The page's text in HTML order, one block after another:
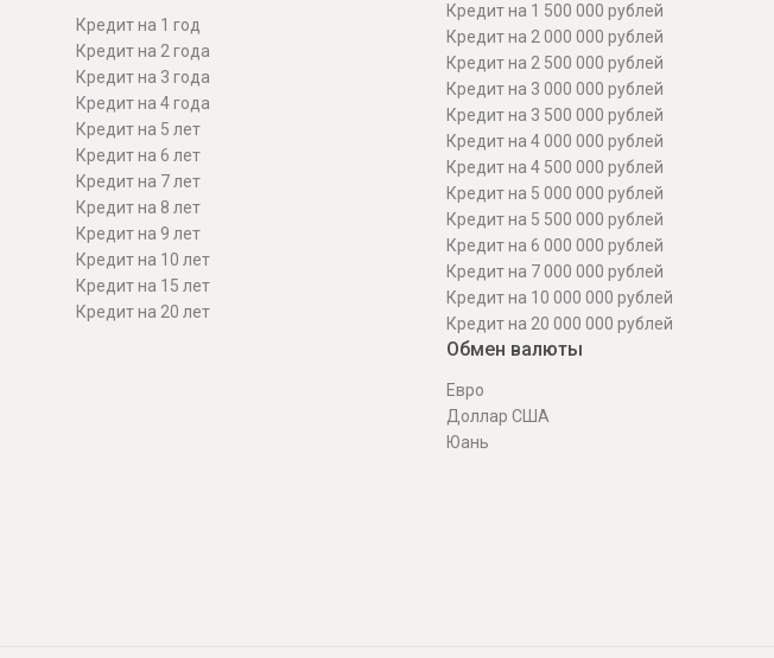
Кредит на 1 год
Кредит на 2 года
Кредит на 3 года
Кредит на 4 года
Кредит на 5 лет
Кредит на 6 лет
Кредит на 7 лет
Кредит на 8 лет
Кредит на 9 лет
Кредит на 10 лет
Кредит на 15 лет
Кредит на 20 лет
Кредит на 1 500 000 рублей
Кредит на 2 000 000 рублей
Кредит на 2 500 000 рублей
Кредит на 3 000 000 рублей
Кредит на 3 500 000 рублей
Кредит на 4 000 000 рублей
Кредит на 4 500 000 рублей
Кредит на 5 000 000 рублей
Кредит на 5 500 000 рублей
Кредит на 6 000 000 рублей
Кредит на 7 000 000 рублей
Кредит на 10 000 000 рублей
Кредит на 20 000 000 рублей
Обмен валюты
Евро
Доллар США
Юань